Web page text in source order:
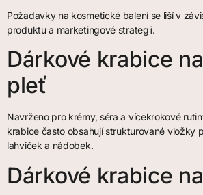
Požadavky na kosmetické balení se liší v
produktu a marketingové strategii.
Dárkové krabice
pleť
Navrženo pro krémy, séra a vícekrokové
krabice často obsahují strukturované vložky
lahviček a nádobek.
Dárkové krabice